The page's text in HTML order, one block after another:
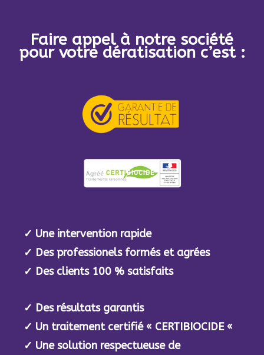
Faire appel à notre société
pour votre dératisation c’est :
✓ Une intervention rapide
✓ Des professionels formés et agrées
✓ Des clients 100 % satisfaits
✓ Des résultats garantis
✓ Un traitement certifié « CERTIBIOCIDE «
✓ Une solution respectueuse de